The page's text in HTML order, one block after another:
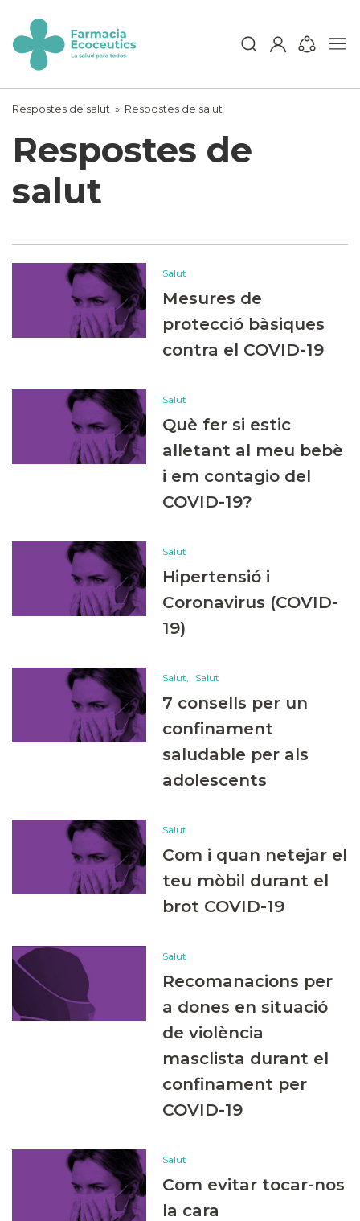
content
ecoceutics
Respostes de salut » Respostes de salut
Respostes de
salut
Salut
Mesures de
protecció bàsiques
contra el COVID-19
Salut
Què fer si estic
alletant al meu bebè
i em contagio del
COVID-19?
Salut
Hipertensió i
Coronavirus (COVID-
19)
Salut Salut
7 consells per un
confinament
saludable per als
adolescents
Salut
Com i quan netejar el
teu mòbil durant el
brot COVID-19
Salut
Recomanacions per
a dones en situació
de violència
masclista durant el
confinament per
COVID-19
Salut
Com evitar tocar-nos
la cara